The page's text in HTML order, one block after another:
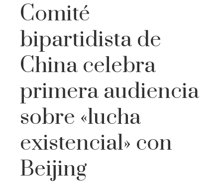
Comité
bipartidista de
China celebra
primera audiencia
sobre «lucha
existencial» con
Beijing